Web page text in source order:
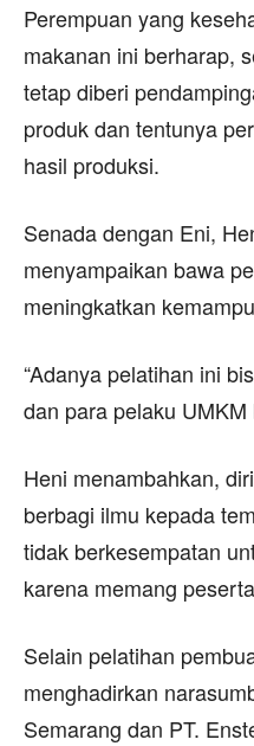
Perempuan yang
makanan ini berharap,
tetap diberi
produk dan tentunya
hasil produksi.
Senada dengan Eni,
menyampaikan bawa
meningkatkan
“Adanya pelatihan ini
dan para pelaku UMKM
Heni menambahkan,
berbagi ilmu kepada
tidak berkesempatan
karena memang
Selain pelatihan
menghadirkan
Semarang dan PT.